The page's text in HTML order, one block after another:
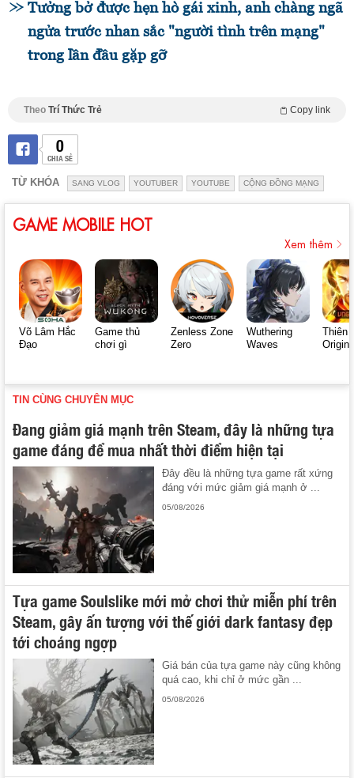
Tưởng bở được hẹn hò gái xinh, anh chàng ngã
ngửa trước nhan sắc "người tình trên mạng"
trong lần đầu gặp gỡ
Theo Trí Thức Trẻ Copy link
0
CHIA SẺ
TỪ KHÓA SANG VLOG YOUTUBER YOUTUBE CỘNG ĐỒNG MẠNG
GAME MOBILE HOT
Xem thêm
Võ Lâm Hắc
Đạo
Game thủ
chơi gì
Zenless Zone
Zero
Wuthering
Waves
Thiên
Origin
TIN CÙNG CHUYÊN MỤC
Đang giảm giá mạnh trên Steam, đây là những tựa
game đáng để mua nhất thời điểm hiện tại
Đây đều là những tựa game rất xứng
đáng với mức giảm giá mạnh ở ...
05/08/2026
Tựa game Soulslike mới mở chơi thử miễn phí trên
Steam, gây ấn tượng với thế giới dark fantasy đẹp
tới choáng ngợp
Giá bán của tựa game này cũng không
quá cao, khi chỉ ở mức gần ...
05/08/2026